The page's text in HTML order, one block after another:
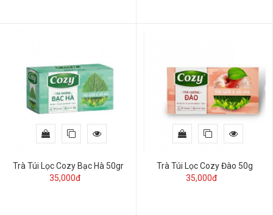
Trà Túi Lọc Cozy Bạc Hà 50gr
35,000đ
Trà Túi Lọc Cozy Đào 50g
35,000đ